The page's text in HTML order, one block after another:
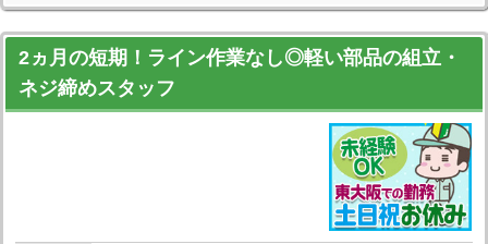
2ヵ月の短期！ライン作業なし◎軽い部品の組立・
ネジ締めスタッフ